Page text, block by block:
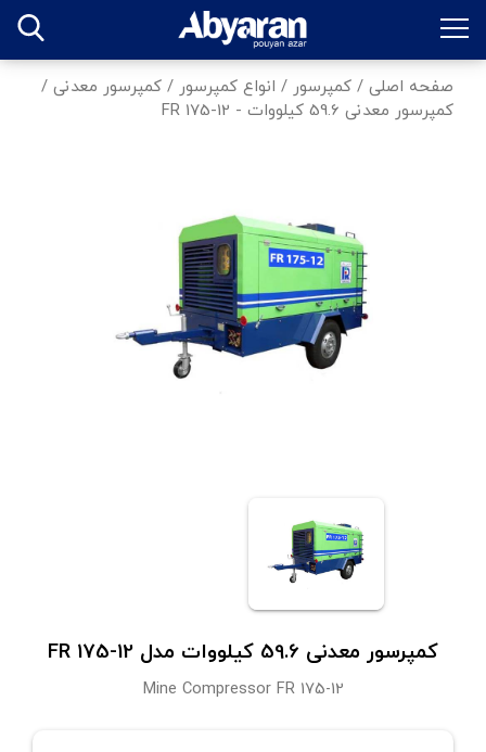
صفحه اصلی / کمپرسور / انواع کمپرسور / کمپرسور معدنی /
کمپرسور معدنی 59.6 کیلووات - FR 175-12
کمپرسور معدنی 59.6 کیلووات مدل FR 175-12
Mine Compressor FR 175-12